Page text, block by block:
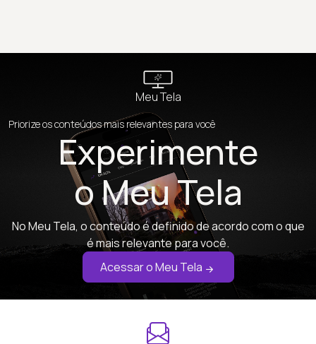
Meu Tela
Priorize os conteúdos mais relevantes para você
Experimente
o Meu Tela
No Meu Tela, o conteúdo é definido de acordo com o que
é mais relevante para você.
Acessar o Meu Tela